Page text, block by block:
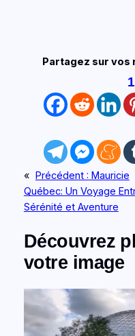
Partagez sur
« Précédent : Mauricie
Québec: Un Voyage
Sérénité et Aventure
Découvrez
votre image